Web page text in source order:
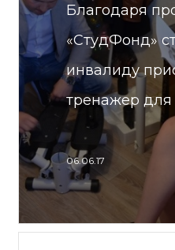
Благодаря
«СтудФонд»
инвалиду
тренажер
06.06.17